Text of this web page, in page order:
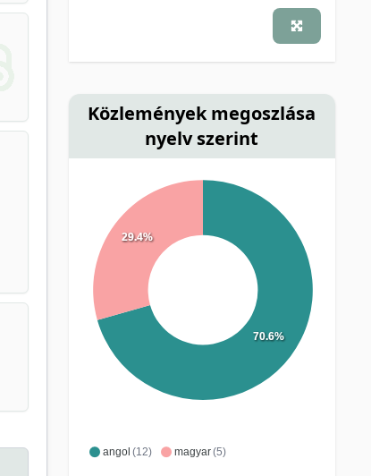
Közlemények megoszlása
nyelv szerint
angol (12) magyar(5)
70.6%
29.4%